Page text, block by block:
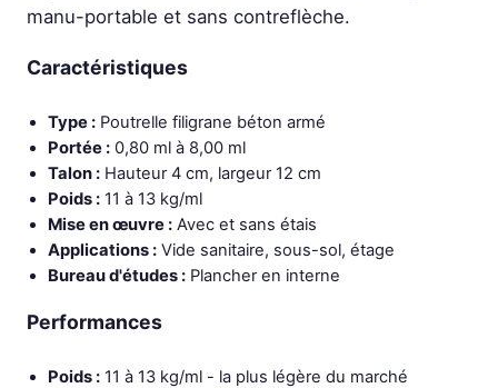
manu-portable et sans contreflèche.
Caractéristiques
Type : Poutrelle filigrane béton armé
Portée : 0,80 ml à 8,00 ml
Talon : Hauteur 4 cm, largeur 12 cm
Poids : 11 à 13 kg/ml
Mise en œuvre : Avec et sans étais
Applications : Vide sanitaire, sous-sol, étage
Bureau d'études : Plancher en interne
Performances
Poids : 11 à 13 kg/ml - la plus légère du marché